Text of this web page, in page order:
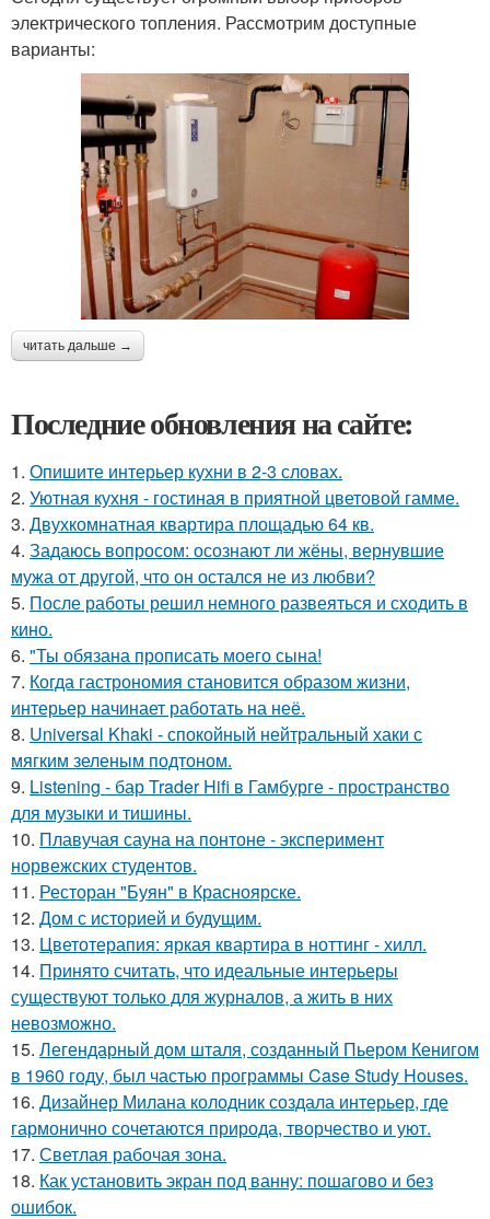
электрического топления. Рассмотрим доступные
варианты:
читать дальше →
Последние обновления на сайте:
1. Опишите интерьер кухни в 2-3 словах.
2. Уютная кухня - гостиная в приятной цветовой гамме.
3. Двухкомнатная квартира площадью 64 кв.
4. Задаюсь вопросом: осознают ли жёны, вернувшие
мужа от другой, что он остался не из любви?
5. После работы решил немного развеяться и сходить в
кино.
6. "Ты обязана прописать моего сына!
7. Когда гастрономия становится образом жизни,
интерьер начинает работать на неё.
8. Universal Khaki - спокойный нейтральный хаки с
мягким зеленым подтоном.
9. Listening - бар Trader Hifi в Гамбурге - пространство
для музыки и тишины.
10. Плавучая сауна на понтоне - эксперимент
норвежских студентов.
11. Ресторан "Буян" в Красноярске.
12. Дом с историей и будущим.
13. Цветотерапия: яркая квартира в ноттинг - хилл.
14. Принято считать, что идеальные интерьеры
существуют только для журналов, а жить в них
невозможно.
15. Легендарный дом шталя, созданный Пьером Кенигом
в 1960 году, был частью программы Case Study Houses.
16. Дизайнер Милана колодник создала интерьер, где
гармонично сочетаются природа, творчество и уют.
17. Светлая рабочая зона.
18. Как установить экран под ванну: пошагово и без
ошибок.